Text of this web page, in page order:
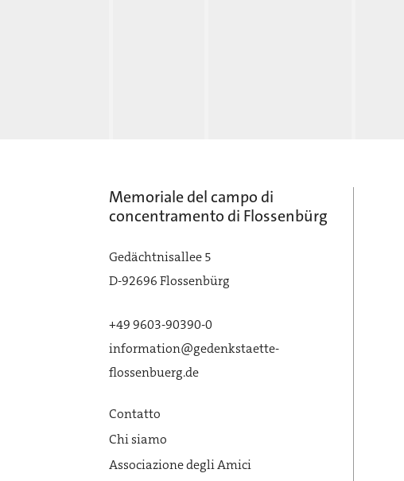
Memoriale del campo di
concentramento di Flossenbürg
Gedächtnisallee 5
D-92696 Flossenbürg
+49 9603-90390-0
information@gedenkstaette-
flossenbuerg.de
Contatto
Chi siamo
Associazione degli Amici